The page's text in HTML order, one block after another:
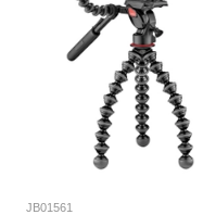
JB01561